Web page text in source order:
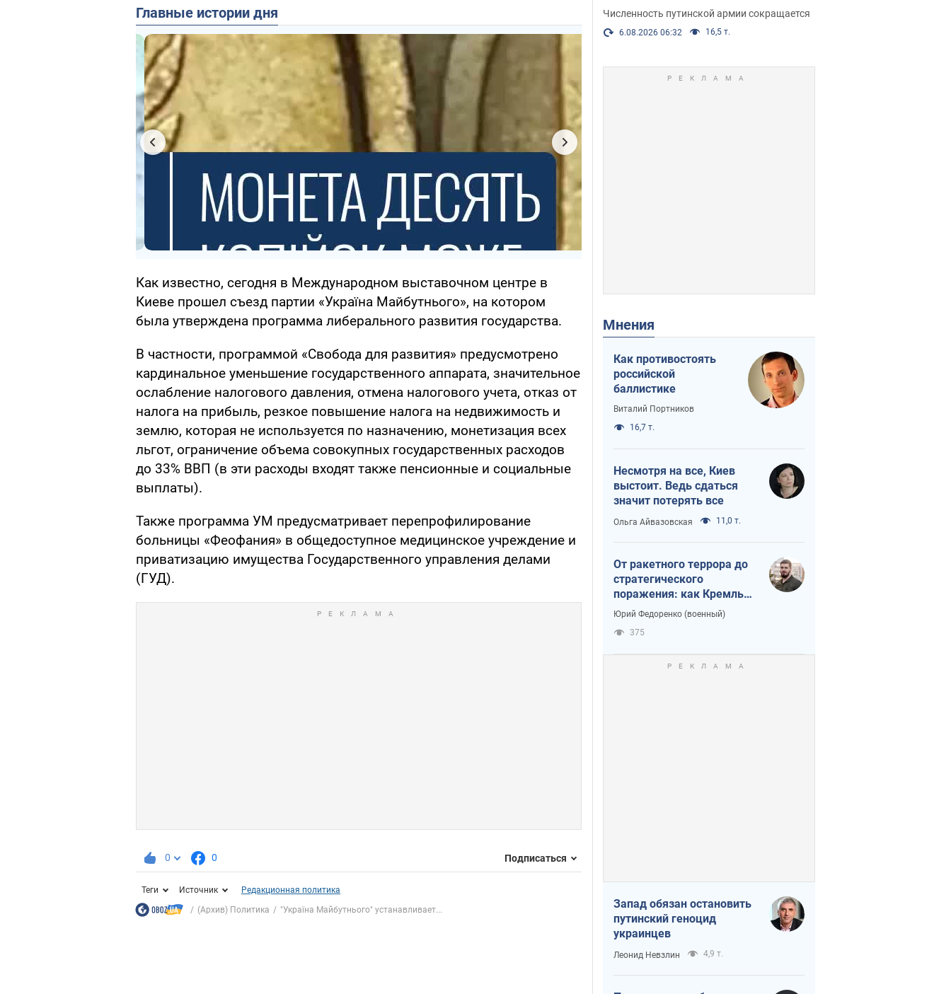
Главные истории дня
Как известно, сегодня в Международном выставочном центре в
Киеве прошел съезд партии «Україна Майбутнього», на котором
была утверждена программа либерального развития государства.
В частности, программой «Свобода для развития» предусмотрено
кардинальное уменьшение государственного аппарата, значительное
ослабление налогового давления, отмена налогового учета, отказ от
налога на прибыль, резкое повышение налога на недвижимость и
землю, которая не используется по назначению, монетизация всех
льгот, ограничение объема совокупных государственных расходов
до 33% ВВП (в эти расходы входят также пенсионные и социальные
выплаты).
Также программа УМ предусматривает перепрофилирование
больницы «Феофания» в общедоступное медицинское учреждение и
приватизацию имущества Государственного управления делами
(ГУД).
0 0 Подписаться
Теги Источник
Редакционная политика
(Архив) Политика
"Україна Майбутнього" устанавливает...
Численность путинской армии сокращается
6.08.2026 06:32 16,5 т.
Мнения
Как противостоять
российской
баллистике
Виталий Портников
16,7 т.
Несмотря на все, Киев
выстоит. Ведь сдаться
значит потерять все
Ольга Айвазовская 11,0 т.
От ракетного террора до
стратегического
поражения: как Кремль
загнал себя в ловушку
Юрий Федоренко (военный)
375
Запад обязан остановить
путинский геноцид
украинцев
Леонид Невзлин 4,9 т.